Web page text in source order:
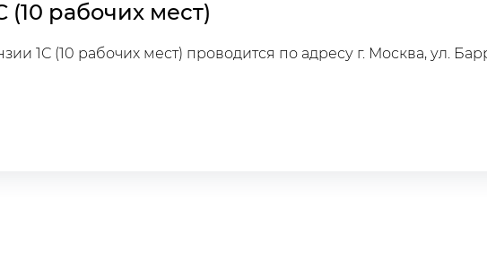
(10 рабочих мест)
1С (10 рабочих мест) проводится по адресу г. Москва, ул.